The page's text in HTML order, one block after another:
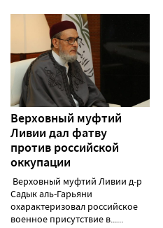
Верховный муфтий
Ливии дал фатву
против российской
оккупации
Верховный муфтий Ливии д-р
Садык аль-Гарьяни
охарактеризовал российское
военное присутствие в......